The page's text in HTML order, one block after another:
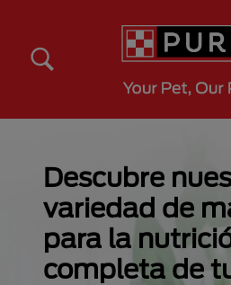
Descubre
variedad de
para la
completa de